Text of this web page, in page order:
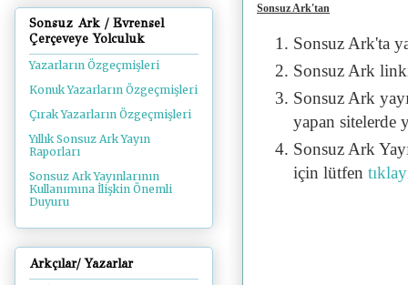
Sonsuz Ark'tan
Sonsuz Ark'ta
Sonsuz Ark
Sonsuz Ark
yapan sitelerde
Sonsuz Ark
için lütfen
Sonsuz Ark / Evrensel
Çerçeveye Yolculuk
Yazarların Özgeçmişleri
Konuk Yazarların Özgeçmişleri
Çırak Yazarların Özgeçmişleri
Yıllık Sonsuz Ark Yayın
Raporları
Sonsuz Ark Yayınlarının
Kullanımına İlişkin Önemli
Duyuru
Arkçılar/ Yazarlar